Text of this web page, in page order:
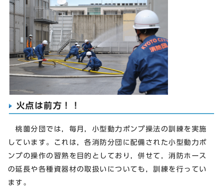
火点は前方！！
桃薗分団では，毎月，小型動力ポンプ操法の訓練を実施
しています。これは，各消防分団に配備された小型動力ポ
ンプの操作の習熟を目的としており，併せて，消防ホース
の延長や各種資器材の取扱いについても，訓練を行ってい
ます。